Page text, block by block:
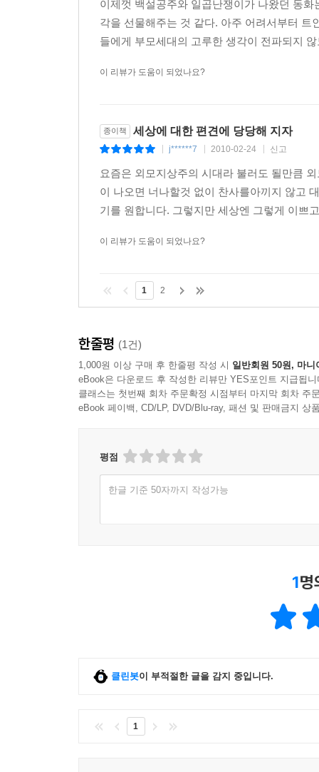
이제껏 백설공주와 일곱난쟁이가 나왔던 동
각을 선물해주는 것 같다. 아주 어려서부터
들에게 부모세대의 고루한 생각이 전파되지
이 리뷰가 도움이 되었나요?
종이책 세상에 대한 편견에 당당해 지자
j******7 2010-02-24 신고
요즘은 외모지상주의 시대라 불러도 될만큼
이 나오면 너나할것 없이 찬사를아끼지 않고
기를 원합니다. 그렇지만 세상엔 그렇게 이쁘
이 리뷰가 도움이 되었나요?
1 2
한줄평 (1건)
1,000원 이상 구매 후 한줄평 작성 시 일반회원 50원, 마니
eBook은 다운로드 후 작성한 리뷰만 YES포인트 지급됩니
클래스는 첫번째 회차 주문확정 시점부터 마지막 회차 주
eBook 페이백, CD/LP, DVD/Blu-ray, 패션 및 판매금지 상
평점
한글 기준 50자까지 작성가능
1명
클린봇이 부적절한 글을 감지 중입니다.
1